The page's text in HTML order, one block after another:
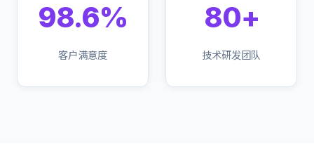
98.6%
客户满意度
80+
技术研发团队